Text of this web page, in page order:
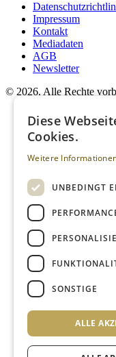
Impressum
Kontakt
Mediadaten
AGB
Newsletter
© 2026. Alle Rechte
Diese
Cookies.
Weitere
UNBEDINGT
SONSTIGE
ALLE